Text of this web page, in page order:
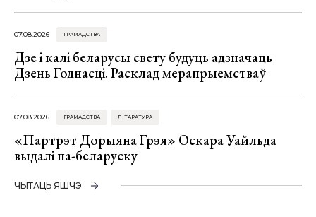
07.08.2026 ГРАМАДСТВА
Дзе і калі беларусы свету будуць адзначаць
Дзень Годнасці. Расклад мерапрыемстваў
07.08.2026 ГРАМАДСТВА ЛІТАРАТУРА
«Партрэт Дорыяна Грэя» Оскара Уайльда
выдалі па-беларуску
ЧЫТАЦЬ ЯШЧЭ